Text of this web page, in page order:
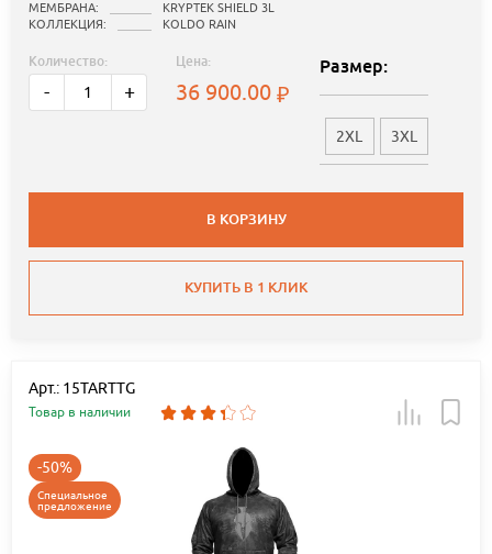
МЕМБРАНА:
KRYPTEK SHIELD 3L
КОЛЛЕКЦИЯ:
KOLDO RAIN
Количество:
- +
Цена:
36 900.00
Размер:
2XL 3XL
В КОРЗИНУ
КУПИТЬ В 1 КЛИК
Арт.: 15TARTTG
Товар в наличии
-50%
Специальное
предложение